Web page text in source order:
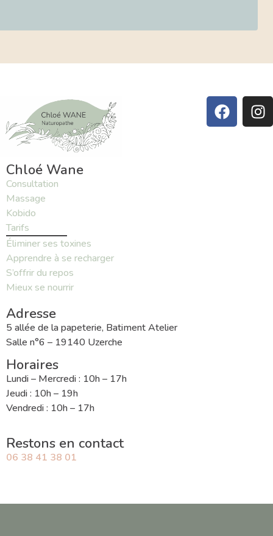
Chloé Wane
Consultation
Massage
Kobido
Tarifs
Éliminer ses toxines
Apprendre à se recharger
S’offrir du repos
Mieux se nourrir
Adresse
5 allée de la papeterie, Batiment Atelier
Salle n°6 – 19140 Uzerche
Horaires
Lundi – Mercredi : 10h – 17h
Jeudi : 10h – 19h
Vendredi : 10h – 17h
Restons en contact
06 38 41 38 01